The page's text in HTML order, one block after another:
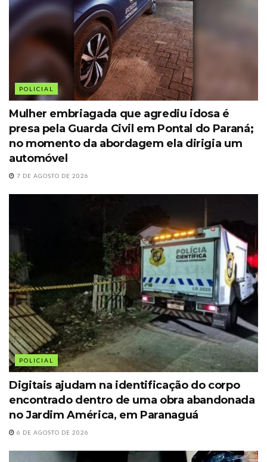
POLICIAL
Mulher embriagada que agrediu idosa é
presa pela Guarda Civil em Pontal do Paraná;
no momento da abordagem ela dirigia um
automóvel
7 DE AGOSTO DE 2026
POLICIAL
Digitais ajudam na identificação do corpo
encontrado dentro de uma obra abandonada
no Jardim América, em Paranaguá
6 DE AGOSTO DE 2026